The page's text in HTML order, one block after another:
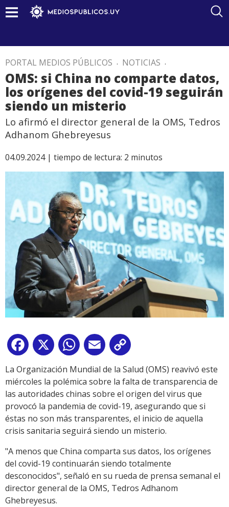
PORTAL MEDIOS PÚBLICOS . NOTICIAS .
OMS: si China no comparte datos,
los orígenes del covid-19 seguirán
siendo un misterio
Lo afirmó el director general de la OMS, Tedros
Adhanom Ghebreyesus
04.09.2024 | tiempo de lectura: 2 minutos
Facebook
X WhatsApp
Email
Link
La Organización Mundial de la Salud (OMS) reavivó este
miércoles la polémica sobre la falta de transparencia de
las autoridades chinas sobre el origen del virus que
provocó la pandemia de covid-19, asegurando que si
éstas no son más transparentes, el inicio de aquella
crisis sanitaria seguirá siendo un misterio.
"A menos que China comparta sus datos, los orígenes
del covid-19 continuarán siendo totalmente
desconocidos", señaló en su rueda de prensa semanal el
director general de la OMS, Tedros Adhanom
Ghebreyesus.